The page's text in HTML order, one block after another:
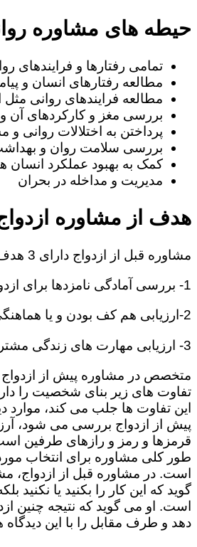
حیطه های مشاوره
تمامی رفتارها و فرایندهای
مطالعه رفتارهای انسان و
مطالعه فرایندهای روانی
بررسی مغز و کارکردهای آن
پرداختن به اختلالات روانی
بررسی سلامت روان و
کمک به بهبود عملکرد انسان
مدیریت و مداخله در بحران
هدف از مشاوره
مشاوره قبل از ازدواج دارای 3 هدف اساسی است:
1- بررسی آمادگی نامزدها برای ازدواج
2-ارزیابی هم کف بودن و یا هماهنگی و همسانی نامزدها
3- ارزیابی مهارت های زندگی مشترک نامزدها
متخصص در مشاوره پیش از
تفاوت های زیر بنای شخصیت را
این تفاوت ها جلب می کند،
پیش از ازدواج بررسی می شود،
قرمزها و رمز و رازهای طرفین
طور کلی مشاوره برای انتخاب
است. در مشاوره قبل از ازدواج،
گوید که این کار را بکنید یا نکنید
است. او می گوید که نتیجه چنین
دهد و طرف مقابل را با این دیدگاه